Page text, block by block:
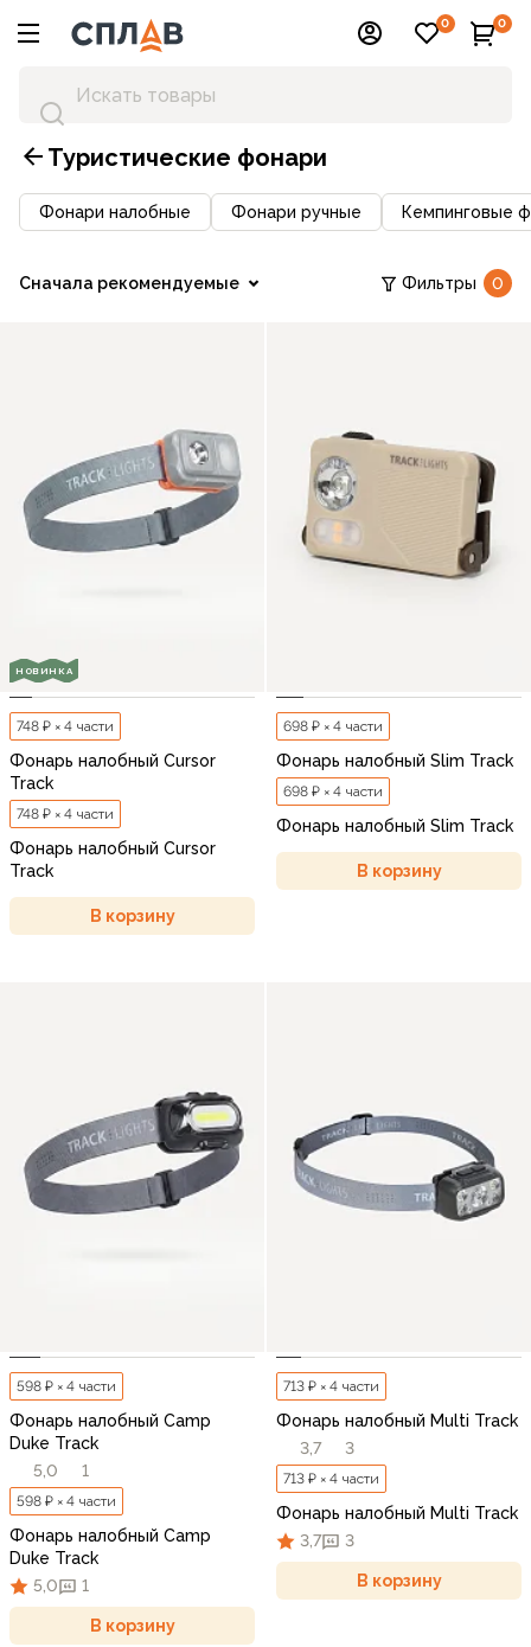
0 0
Туристические фонари
Фонари налобные Фонари ручные Кемпинговые
Сначала рекомендуемые Фильтры 0
НОВИНКА
748 ₽ × 4 части
Фонарь налобный Cursor
Track
748 ₽ × 4 части
Фонарь налобный Cursor
Track
В корзину
698 ₽ × 4 части
Фонарь налобный Slim Track
698 ₽ × 4 части
Фонарь налобный Slim Track
В корзину
598 ₽ × 4 части
Фонарь налобный Camp
Duke Track
5,0
1
598 ₽ × 4 части
Фонарь налобный Camp
Duke Track
5,0
1
В корзину
713 ₽ × 4 части
Фонарь налобный Multi Track
3,7
3
713 ₽ × 4 части
Фонарь налобный Multi Track
3,7
3
В корзину